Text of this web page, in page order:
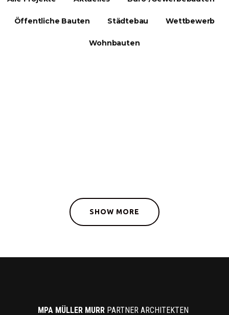
Öffentliche Bauten Städtebau Wettbewerb
Wohnbauten
SHOW MORE
MPA MÜLLER MURR PARTNER ARCHITEKTEN